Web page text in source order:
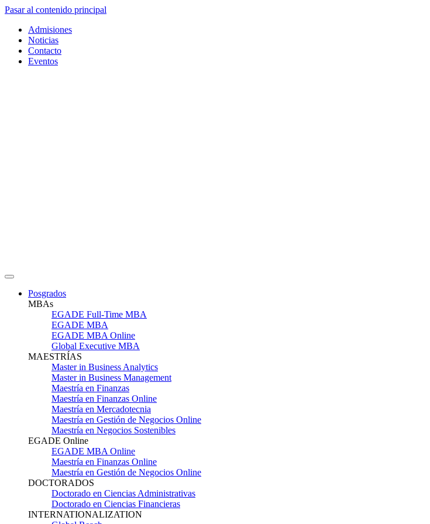
Pasar al contenido principal
Admisiones
Noticias
Contacto
Eventos
Posgrados
MBAs
EGADE Full-Time MBA
EGADE MBA
EGADE MBA Online
Global Executive MBA
MAESTRÍAS
Master in Business Analytics
Master in Business Management
Maestría en Finanzas
Maestría en Finanzas Online
Maestría en Mercadotecnia
Maestría en Gestión de Negocios Online
Maestría en Negocios Sostenibles
EGADE Online
EGADE MBA Online
Maestría en Finanzas Online
Maestría en Gestión de Negocios Online
DOCTORADOS
Doctorado en Ciencias Administrativas
Doctorado en Ciencias Financieras
INTERNATIONALIZATION